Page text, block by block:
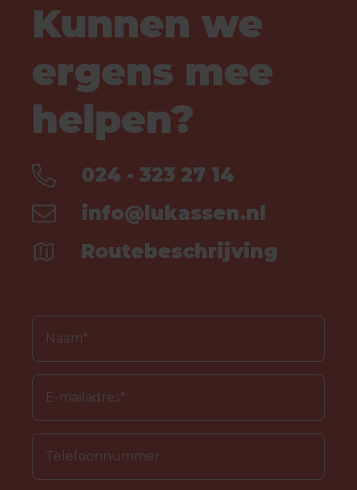
Kunnen we
ergens mee
helpen?
024 - 323 27 14
info@lukassen.nl
Routebeschrijving